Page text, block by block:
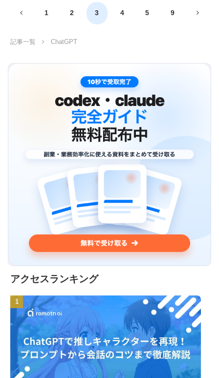
前 1 2 3 4 5 9 次
記事一覧 ChatGPT
アクセスランキング